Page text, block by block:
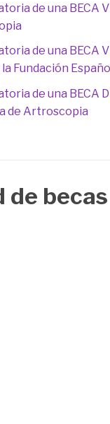
de una BECA
de una BECA
la Fundación
de una BECA
de Artroscopia
de becas